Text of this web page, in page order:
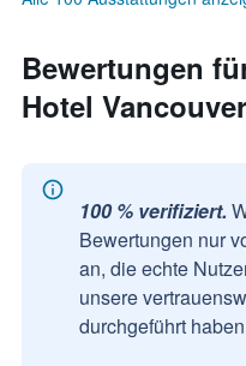
Bewertungen
Hotel Vancouver
100 % verifiziert.
Bewertungen nur
an, die echte
unsere
durchgeführt